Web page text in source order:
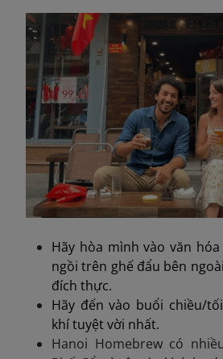
Hãy hòa mình vào văn
ngồi trên ghế đẩu bên
đích thực.
Hãy đến vào buổi chiều/
khí tuyệt vời nhất.
Hanoi Homebrew có